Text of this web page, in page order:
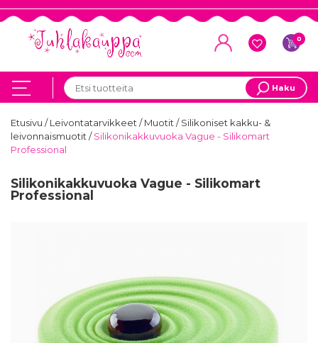
0
Haku
Etusivu /Leivontatarvikkeet/Muotit/Silikoniset kakku- &
leivonnaismuotit/Silikonikakkuvuoka Vague - Silikomart
Professional
Silikonikakkuvuoka Vague - Silikomart
Professional